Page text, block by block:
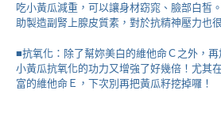
吃小黃瓜減重，可以讓身材窈窕、臉部白皙
助製造副腎上腺皮質素，對於抗精神壓力也
■抗氧化：除了幫妳美白的維他命Ｃ之外，
小黃瓜抗氧化的功力又增強了好幾倍！尤其
富的維他命Ｅ，下次別再把黃瓜籽挖掉囉！